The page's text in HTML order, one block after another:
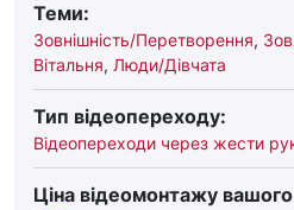
Теми:
Зовнішність/Перетворення,
Вітальня, Люди/Дівчата
Тип відеопереходу:
Відеопереходи через жести
Ціна відеомонтажу вашого